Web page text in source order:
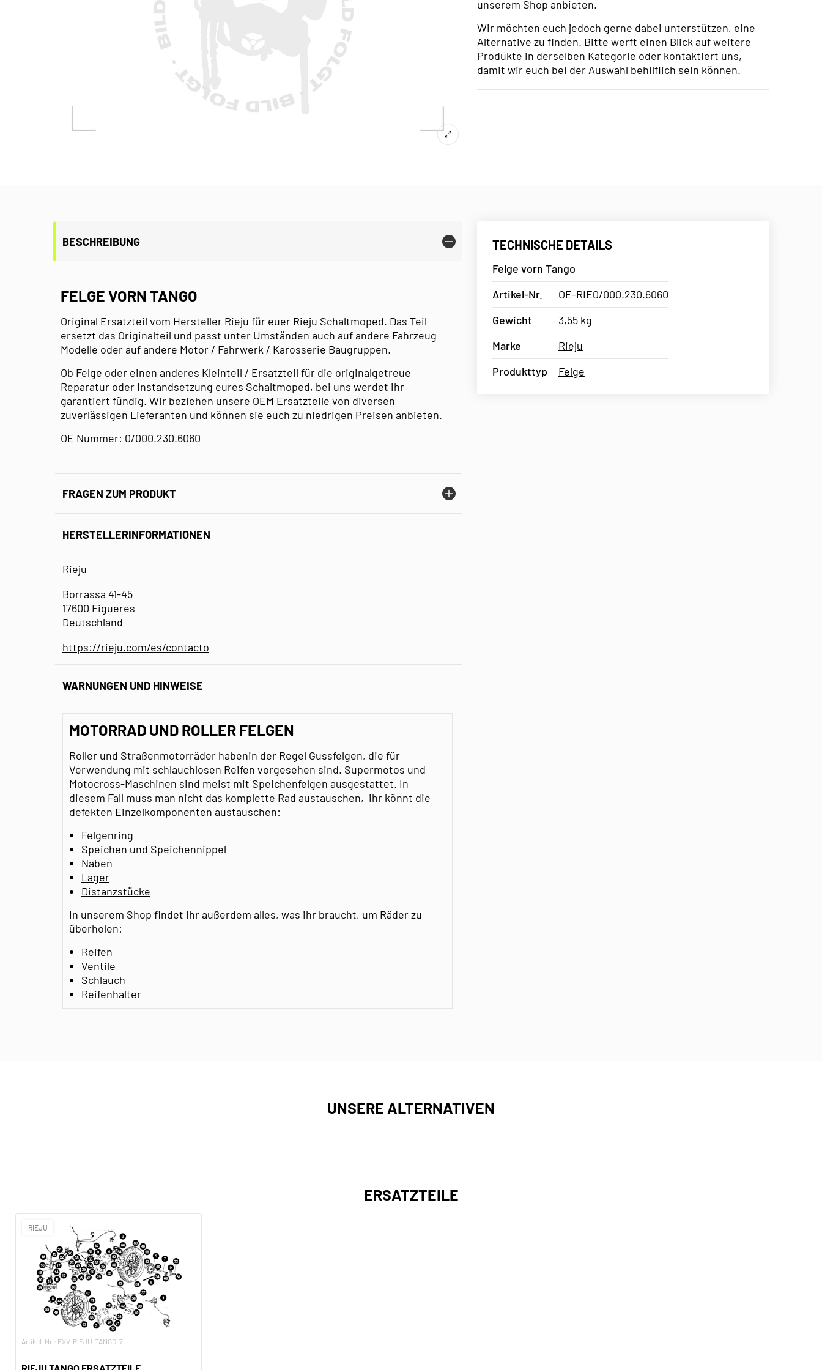
unserem Shop anbieten.
Wir möchten euch jedoch gerne dabei unterstützen, eine
Alternative zu finden. Bitte werft einen Blick auf weitere
Produkte in derselben Kategorie oder kontaktiert uns,
damit wir euch bei der Auswahl behilflich sein können.
BESCHREIBUNG
FELGE VORN TANGO
Original Ersatzteil vom Hersteller Rieju für euer Rieju Schaltmoped. Das Teil
ersetzt das Originalteil und passt unter Umständen auch auf andere Fahrzeug
Modelle oder auf andere Motor / Fahrwerk / Karosserie Baugruppen.
Ob Felge oder einen anderes Kleinteil / Ersatzteil für die originalgetreue
Reparatur oder Instandsetzung eures Schaltmoped, bei uns werdet ihr
garantiert fündig. Wir beziehen unsere OEM Ersatzteile von diversen
zuverlässigen Lieferanten und können sie euch zu niedrigen Preisen anbieten.
OE Nummer: 0/000.230.6060
FRAGEN ZUM PRODUKT
HERSTELLERINFORMATIONEN
Rieju
Borrassa 41-45
17600 Figueres
Deutschland
https://rieju.com/es/contacto
WARNUNGEN UND HINWEISE
MOTORRAD UND ROLLER FELGEN
Roller und Straßenmotorräder habenin der Regel Gussfelgen, die für
Verwendung mit schlauchlosen Reifen vorgesehen sind. Supermotos und
Motocross-Maschinen sind meist mit Speichenfelgen ausgestattet. In
diesem Fall muss man nicht das komplette Rad austauschen, ihr könnt die
defekten Einzelkomponenten austauschen:
Felgenring
Speichen und Speichennippel
Naben
Lager
Distanzstücke
In unserem Shop findet ihr außerdem alles, was ihr braucht, um Räder zu
überholen:
Reifen
Ventile
Schlauch
Reifenhalter
TECHNISCHE DETAILS
Felge vorn Tango
Artikel-Nr.
OE-RIE0/000.230.6060
Gewicht
3,55 kg
Marke
Rieju
Produkttyp
Felge
UNSERE ALTERNATIVEN
ERSATZTEILE
RIEJU
Artikel-Nr.: EXV-RIEJU-TANGO-7